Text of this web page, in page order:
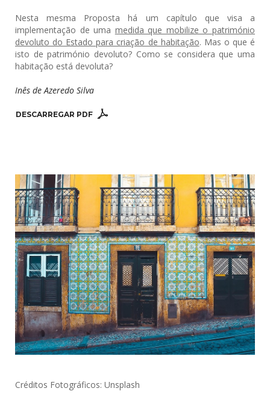
Nesta mesma Proposta há um capítulo que visa a
implementação de uma medida que mobilize o património
devoluto do Estado para criação de habitação. Mas o que é
isto de património devoluto? Como se considera que uma
habitação está devoluta?
Inês de Azeredo Silva
DESCARREGAR PDF
Créditos Fotográficos: Unsplash